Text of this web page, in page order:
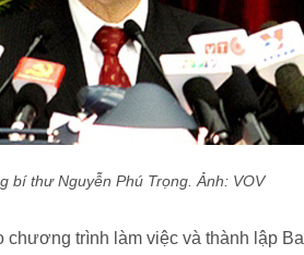
bí thư Nguyễn Phú Trọng. Ảnh: VOV
trình làm việc và thành lập